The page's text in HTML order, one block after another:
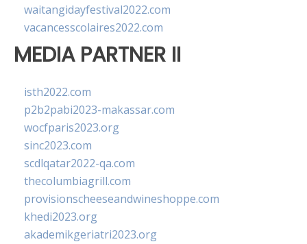
waitangidayfestival2022.com
vacancesscolaires2022.com
MEDIA PARTNER II
isth2022.com
p2b2pabi2023-makassar.com
wocfparis2023.org
sinc2023.com
scdlqatar2022-qa.com
thecolumbiagrill.com
provisionscheeseandwineshoppe.com
khedi2023.org
akademikgeriatri2023.org